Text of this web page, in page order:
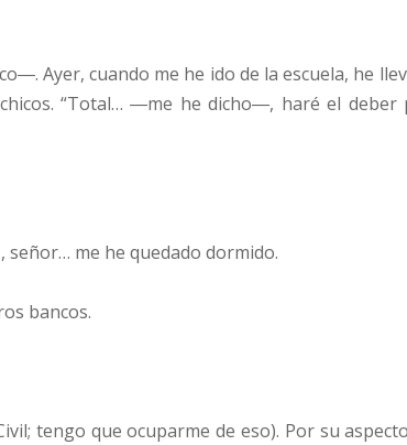
Ayer, cuando me he ido de la escuela, he
“Total… ―me he dicho―, haré el deber
me he quedado dormido.
bancos.
tengo que ocuparme de eso). Por su